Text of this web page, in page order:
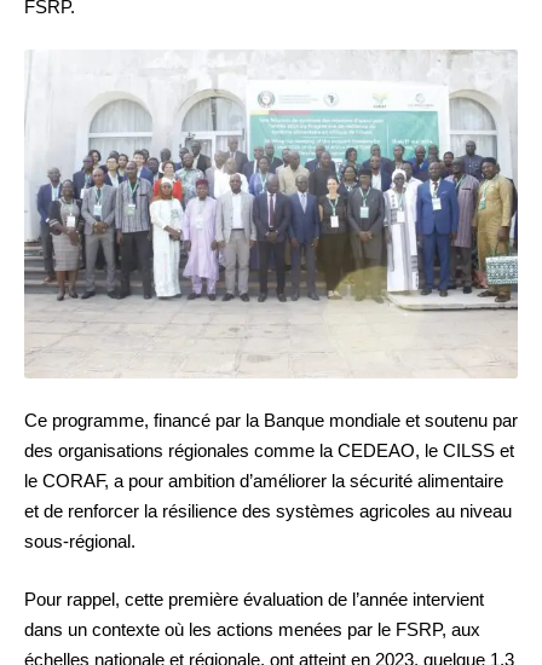
FSRP.
Ce programme, financé par la Banque mondiale et soutenu par
des organisations régionales comme la CEDEAO, le CILSS et
le CORAF, a pour ambition d’améliorer la sécurité alimentaire
et de renforcer la résilience des systèmes agricoles au niveau
sous-régional.
Pour rappel, cette première évaluation de l’année intervient
dans un contexte où les actions menées par le FSRP, aux
échelles nationale et régionale, ont atteint en 2023, quelque 1,3